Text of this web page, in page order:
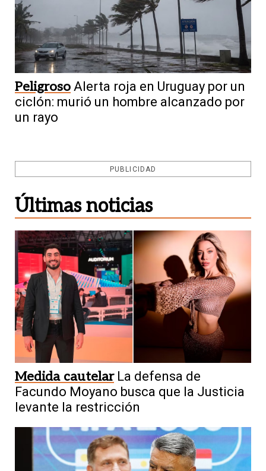
Peligroso Alerta roja en Uruguay por un
ciclón: murió un hombre alcanzado por
un rayo
PUBLICIDAD
Últimas noticias
Medida cautelar La defensa de
Facundo Moyano busca que la Justicia
levante la restricción